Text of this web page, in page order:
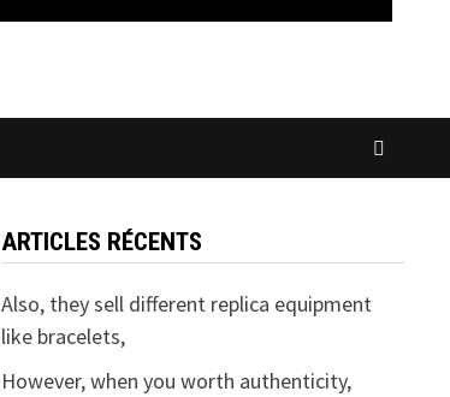
ARTICLES RÉCENTS
Also, they sell different replica equipment
like bracelets,
However, when you worth authenticity,